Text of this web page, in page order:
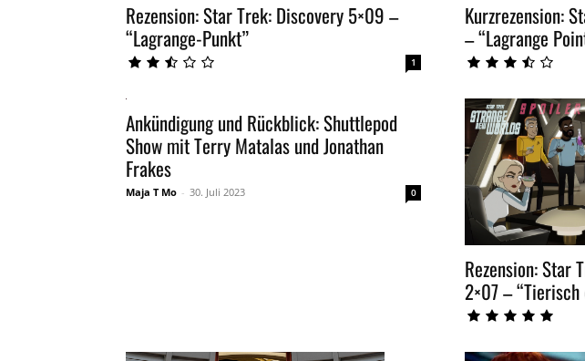
Rezension: Star Trek: Discovery 5×09 –
“Lagrange-Punkt”
1
Kurzrezension:
– “Lagrange
Ankündigung und Rückblick: Shuttlepod
Show mit Terry Matalas und Jonathan
Frakes
Maja T Mo - 30. Juli 2023 0
Rezension: Star
2×07 –